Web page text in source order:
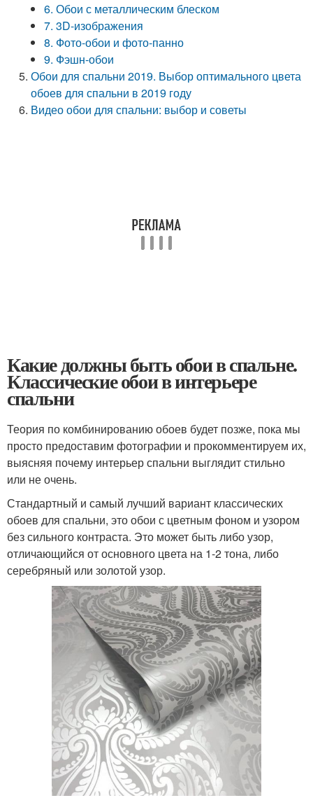
6. Обои с металлическим блеском
7. 3D-изображения
8. Фото-обои и фото-панно
9. Фэшн-обои
Обои для спальни 2019. Выбор оптимального цвета
обоев для спальни в 2019 году
Видео обои для спальни: выбор и советы
Какие должны быть обои в спальне.
Классические обои в интерьере
спальни
Теория по комбинированию обоев будет позже, пока мы
просто предоставим фотографии и прокомментируем их,
выясняя почему интерьер спальни выглядит стильно
или не очень.
Стандартный и самый лучший вариант классических
обоев для спальни, это обои с цветным фоном и узором
без сильного контраста. Это может быть либо узор,
отличающийся от основного цвета на 1-2 тона, либо
серебряный или золотой узор.